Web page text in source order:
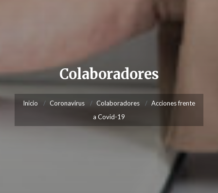
Colaboradores
Inicio Coronavirus Colaboradores
Acciones frente
a Covid-19